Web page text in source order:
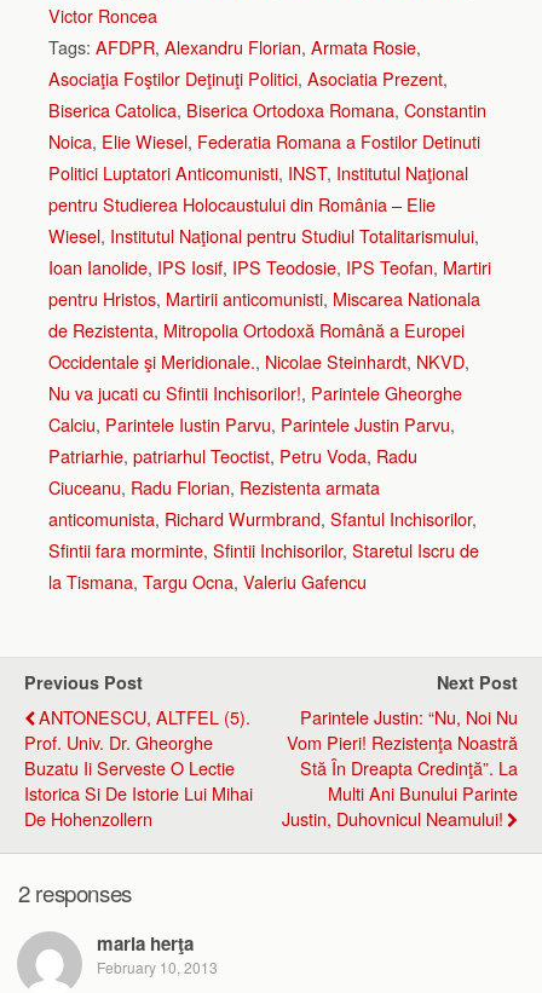
Victor Roncea
Tags: AFDPR, Alexandru Florian, Armata Rosie,
Asociaţia Foştilor Deţinuţi Politici, Asociatia Prezent,
Biserica Catolica, Biserica Ortodoxa Romana, Constantin
Noica, Elie Wiesel, Federatia Romana a Fostilor Detinuti
Politici Luptatori Anticomunisti, INST, Institutul Naţional
pentru Studierea Holocaustului din România – Elie
Wiesel, Institutul Naţional pentru Studiul Totalitarismului,
Ioan Ianolide, IPS Iosif, IPS Teodosie, IPS Teofan, Martiri
pentru Hristos, Martirii anticomunisti, Miscarea Nationala
de Rezistenta, Mitropolia Ortodoxă Română a Europei
Occidentale şi Meridionale., Nicolae Steinhardt, NKVD,
Nu va jucati cu Sfintii Inchisorilor!, Parintele Gheorghe
Calciu, Parintele Iustin Parvu, Parintele Justin Parvu,
Patriarhie, patriarhul Teoctist, Petru Voda, Radu
Ciuceanu, Radu Florian, Rezistenta armata
anticomunista, Richard Wurmbrand, Sfantul Inchisorilor,
Sfintii fara morminte, Sfintii Inchisorilor, Staretul Iscru de
la Tismana, Targu Ocna, Valeriu Gafencu
Previous Post
ANTONESCU, ALTFEL (5).
Prof. Univ. Dr. Gheorghe
Buzatu Ii Serveste O Lectie
Istorica Si De Istorie Lui Mihai
De Hohenzollern
Next Post
Parintele Justin: “Nu, Noi Nu
Vom Pieri! Rezistenţa Noastră
Stă În Dreapta Credinţă”. La
Multi Ani Bunului Parinte
Justin, Duhovnicul Neamului!
2 responses
maria herţa
February 10, 2013